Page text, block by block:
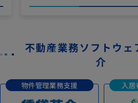
不動産業務ソフトウェ
介
物件管理業務支援 入居